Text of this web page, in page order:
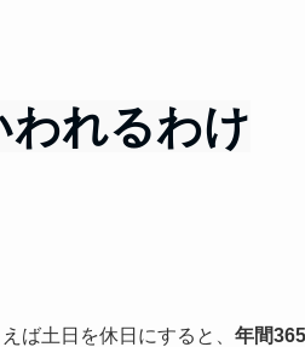
われるわけ
ば土日を休日にすると、 年間